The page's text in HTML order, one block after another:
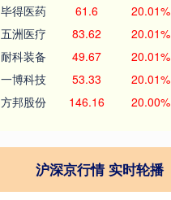
毕得医药 61.6 20.01%
五洲医疗 83.62 20.01%
耐科装备 49.67 20.01%
一博科技 53.33 20.01%
方邦股份 146.16 20.00%
沪深京行情 实时轮播